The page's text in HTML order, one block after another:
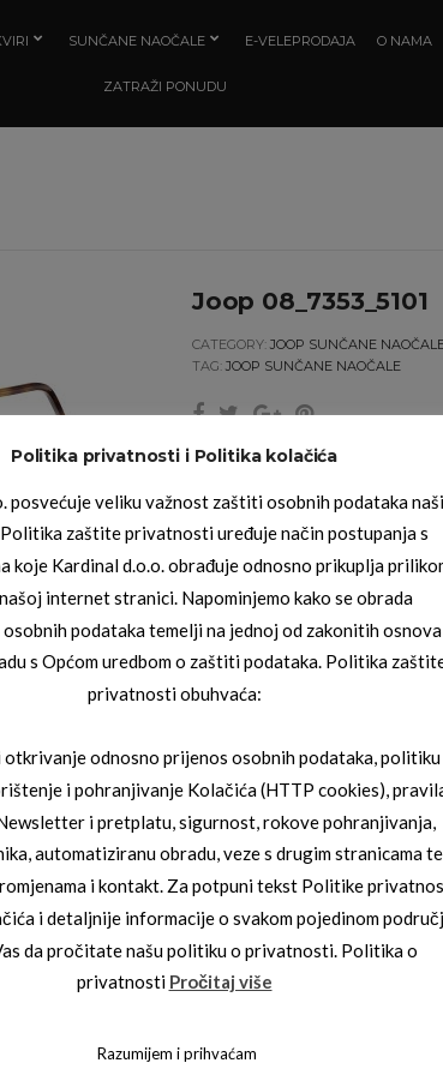
SUNČANE NAOČALE E-VELEPRODAJA O NAMA
ZATRAŽI PONUDU
Joop 08_7353_5101
CATEGORY: JOOP SUNČANE
TAG: JOOP SUNČANE NAOČALE
JOOP SUNČANE NAOČALE
JOOP 08_7236_4500
Politika privatnosti i Politika kolačića
posvećuje veliku važnost zaštiti osobnih podataka
zaštite privatnosti uređuje način postupanja s
koje Kardinal d.o.o. obrađuje odnosno prikuplja
internet stranici. Napominjemo kako se obrada
podataka temelji na jednoj od zakonitih osnova
s Općom uredbom o zaštiti podataka. Politika
privatnosti obuhvaća:
odnosno prijenos osobnih podataka, politiku
i pohranjivanje Kolačića (HTTP cookies),
i pretplatu, sigurnost, rokove pohranjivanja,
automatiziranu obradu, veze s drugim stranicama te
i kontakt. Za potpuni tekst Politike
i detaljnije informacije o svakom pojedinom
da pročitate našu politiku o privatnosti. Politika o
privatnosti Pročitaj više
Razumijem i prihvaćam